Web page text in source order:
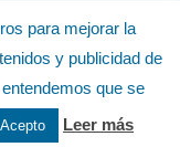
sobre la
no son contractuales.
Política de utilización
para mejorar la
y publicidad de
que se
Acepto Leer más